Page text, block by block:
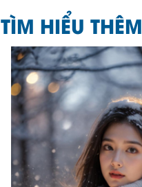
TÌM HIỂU THÊM